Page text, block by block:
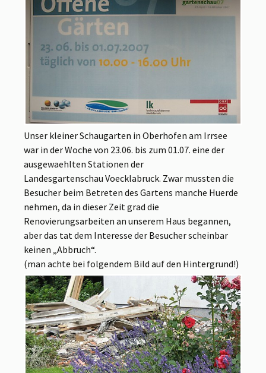
Unser kleiner Schaugarten in Oberhofen am Irrsee
war in der Woche von 23.06. bis zum 01.07. eine der
ausgewaehlten Stationen der
Landesgartenschau Voecklabruck. Zwar mussten die
Besucher beim Betreten des Gartens manche Huerde
nehmen, da in dieser Zeit grad die
Renovierungsarbeiten an unserem Haus begannen,
aber das tat dem Interesse der Besucher scheinbar
keinen „Abbruch“.
(man achte bei folgendem Bild auf den Hintergrund!)